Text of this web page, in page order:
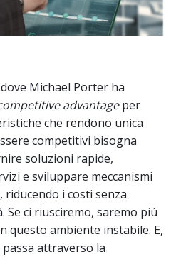
Michael Porter ha
advantageper
che rendono unica
competitivi bisogna
soluzioni rapide,
e sviluppare meccanismi
i costi senza
ci riusciremo, saremo più
questo ambiente instabile. E,
attraverso la